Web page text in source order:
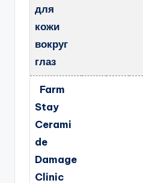
для
кожи
вокруг
глаз
Farm
Stay
Cerami
de
Damage
Clinic